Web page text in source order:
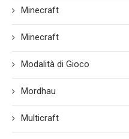
Minecraft
Minecraft
Modalità di Gioco
Mordhau
Multicraft